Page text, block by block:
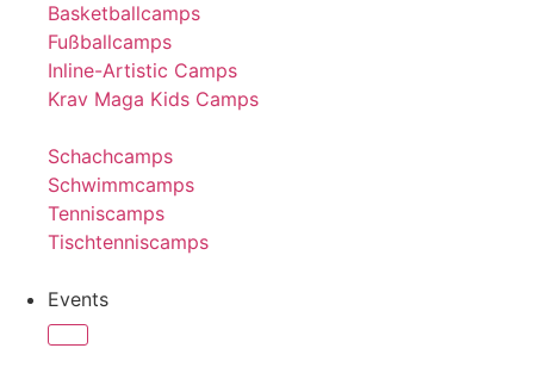
Basketballcamps
Fußballcamps
Inline-Artistic Camps
Krav Maga Kids Camps
Schachcamps
Schwimmcamps
Tenniscamps
Tischtenniscamps
Events